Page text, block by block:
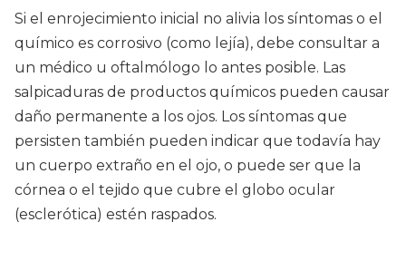
Si el enrojecimiento inicial no alivia los síntomas o el
químico es corrosivo (como lejía), debe consultar a
un médico u oftalmólogo lo antes posible. Las
salpicaduras de productos químicos pueden causar
daño permanente a los ojos. Los síntomas que
persisten también pueden indicar que todavía hay
un cuerpo extraño en el ojo, o puede ser que la
córnea o el tejido que cubre el globo ocular
(esclerótica) estén raspados.